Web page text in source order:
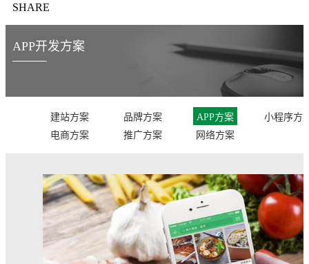
SHARE
APP开发方案
建站方案 品牌方案 APP方案
小程序方
电商方案
推广方案 网络方案